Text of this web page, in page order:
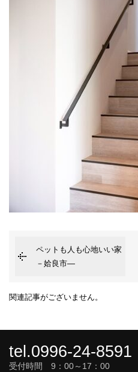
ペットも人も心地いい家
－姶良市―
関連記事がございません。
tel.0996-24-8591
受付時間 9：00～17：00